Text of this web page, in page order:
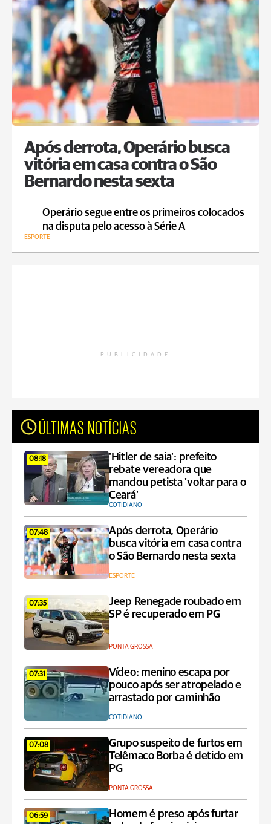
Após derrota, Operário busca
vitória em casa contra o São
Bernardo nesta sexta
Operário segue entre os primeiros colocados
na disputa pelo acesso à Série A
ESPORTE
PUBLICIDADE
ÚLTIMAS NOTÍCIAS
08:18
'Hitler de saia': prefeito
rebate vereadora que
mandou petista 'voltar para o
Ceará'
COTIDIANO
07:48
Após derrota, Operário
busca vitória em casa contra
o São Bernardo nesta sexta
ESPORTE
07:35
Jeep Renegade roubado em
SP é recuperado em PG
PONTA GROSSA
07:31
Vídeo: menino escapa por
pouco após ser atropelado e
arrastado por caminhão
COTIDIANO
07:08
Grupo suspeito de furtos em
Telêmaco Borba é detido em
PG
PONTA GROSSA
06:59
Homem é preso após furtar